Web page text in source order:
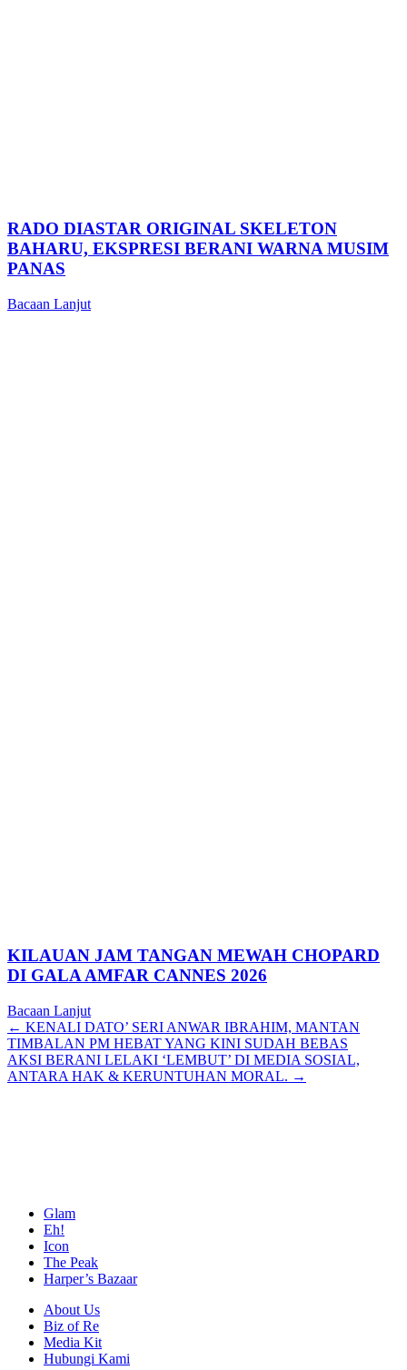
RADO DIASTAR ORIGINAL SKELETON
BAHARU, EKSPRESI BERANI WARNA MUSIM
PANAS
Bacaan Lanjut
KILAUAN JAM TANGAN MEWAH CHOPARD
DI GALA AMFAR CANNES 2026
Bacaan Lanjut
Posts
navigation
← KENALI DATO’ SERI ANWAR IBRAHIM, MANTAN
TIMBALAN PM HEBAT YANG KINI SUDAH BEBAS
AKSI BERANI LELAKI ‘LEMBUT’ DI MEDIA SOSIAL,
ANTARA HAK & KERUNTUHAN MORAL. →
Glam
Eh!
Icon
The Peak
Harper’s Bazaar
About Us
Biz of Re
Media Kit
Hubungi Kami